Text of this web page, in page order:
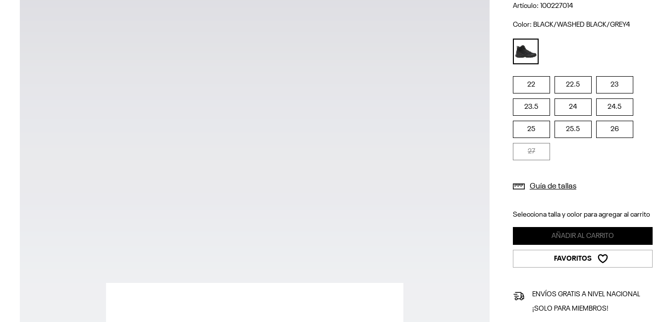
Artículo: 100227014
Color: BLACK/WASHED BLACK/GREY4
22 22.5 23
23.5 24 24.5
25 25.5 26
27
Guía de tallas
Selecciona talla y color para agregar al carrito
AÑADIR AL CARRITO
FAVORITOS
ENVÍOS GRATIS A NIVEL NACIONAL
¡SOLO PARA MIEMBROS!